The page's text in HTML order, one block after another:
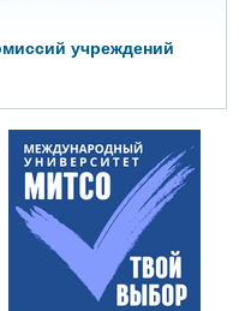
учреждений